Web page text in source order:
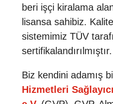
beri işçi kiralama
lisansa sahibiz.
sistemimiz TÜV
sertifikalandırılmıştır.
Biz kendini adamış
Hizmetleri